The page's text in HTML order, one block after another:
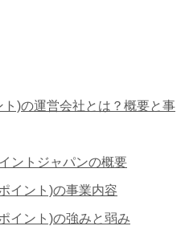
)の運営会社とは？概要と事
ントジャパンの概要
イント)の事業内容
イント)の強みと弱み